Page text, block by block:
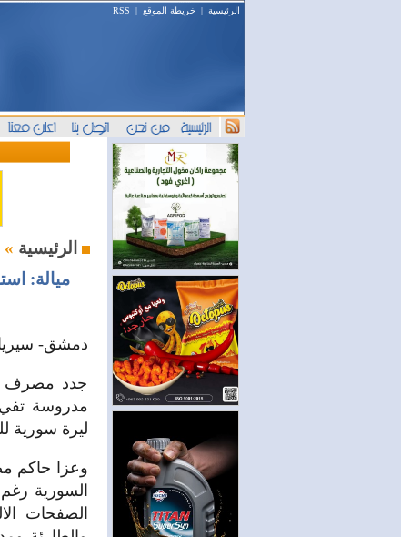
الرئيسية | خريطة الموقع |
RSS
الرئيسية »
ميالة:
دمشق-
جدد مصرف
ليرة سورية
وعزا حاكم
السورية
الصفحات